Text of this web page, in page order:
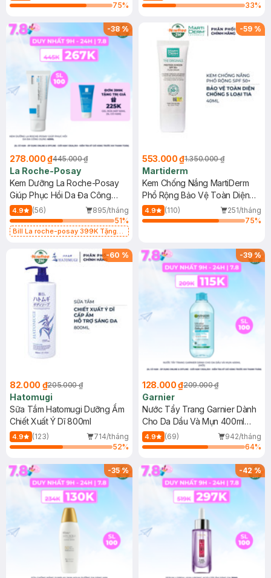
75%
33%
-38%
278.000 ₫445.000 ₫
La Roche-Posay
Kem Dưỡng La Roche-Posay
Giúp Phục Hồi Da Đa Công
Dụng 40ml
4.9 (56)
895/tháng
51%
Bill La roche-posay 399K Tặng
(SL có hạn)
-59 %
553.000 ₫1.350.000 ₫
Martiderm
Kem Chống Nắng MartiDerm
Phổ Rộng Bảo Vệ Toàn Diện
40ml
4.9 (110)
251/tháng
75%
-60 %
82.000 ₫205.000 ₫
Hatomugi
Sữa Tắm Hatomugi Dưỡng Ẩm
Chiết Xuất Ý Dĩ 800ml
4.9 (123)
714/tháng
52%
-39%
128.000 ₫209.000 ₫
Garnier
Nước Tẩy Trang Garnier Dành
Cho Da Dầu Và Mụn 400ml
(Mới)
4.9 (69)
942/tháng
64%
-35% -42%